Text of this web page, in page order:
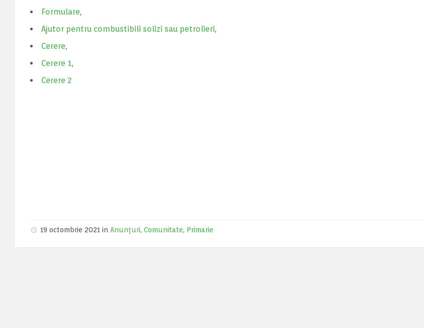
Formulare,
Ajutor pentru combustibili solizi sau petrolieri,
Cerere,
Cerere 1,
Cerere 2
19 octombrie 2021 in Anunțuri, Comunitate, Primarie